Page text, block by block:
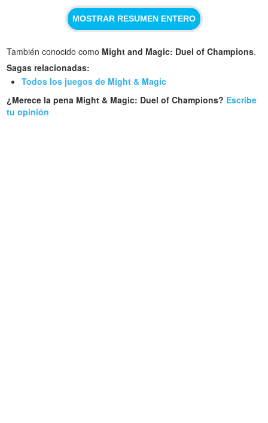
MOSTRAR RESUMEN ENTERO
También conocido como Might and Magic: Duel of Champions.
Sagas relacionadas:
Todos los juegos de Might & Magic
¿Merece la pena Might & Magic: Duel of Champions? Escribe
tu opinión